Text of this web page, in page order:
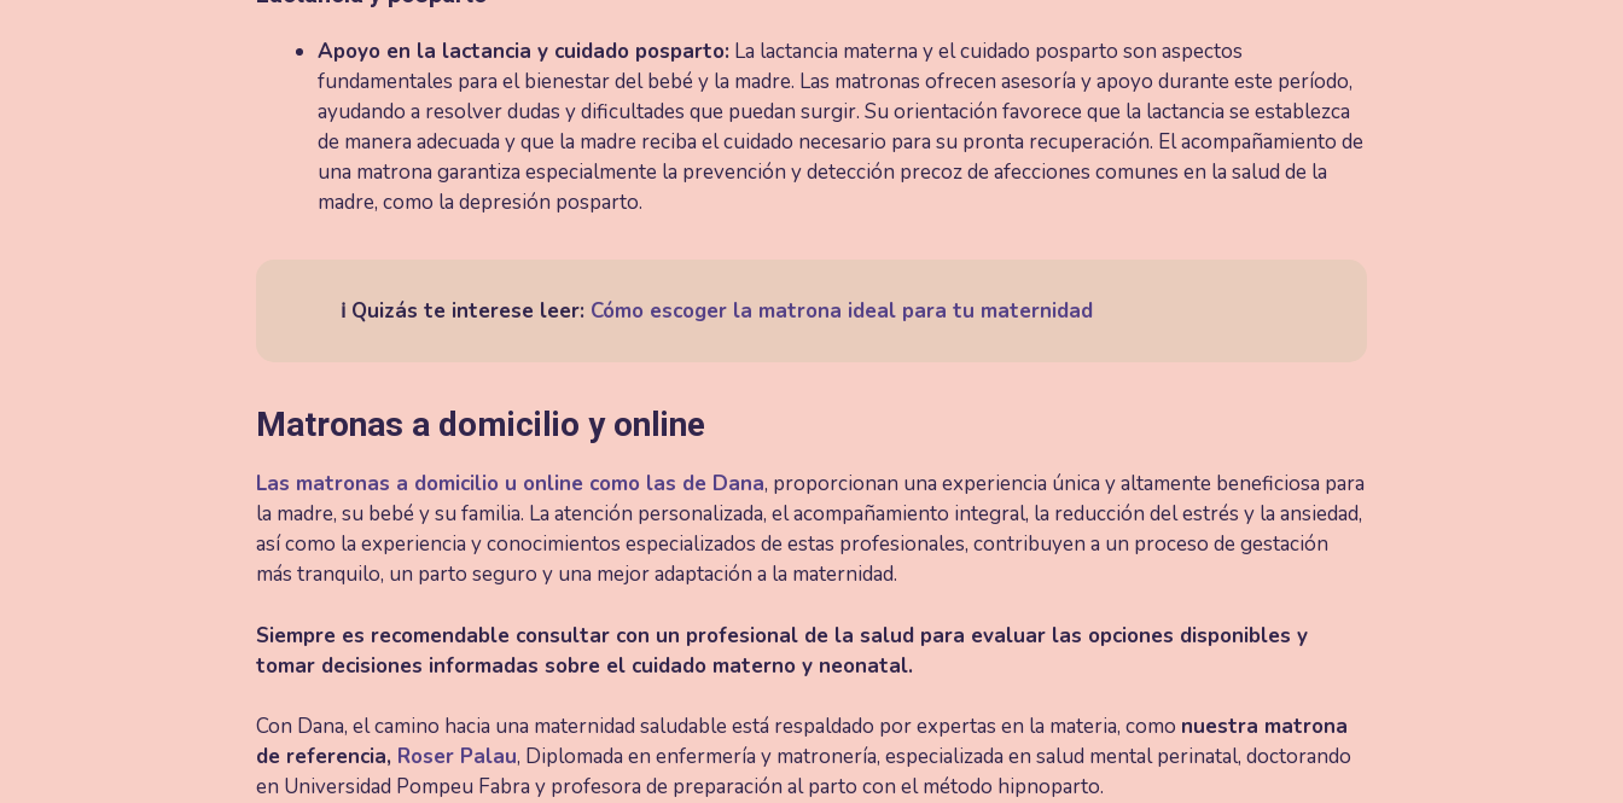
Apoyo en la lactancia y cuidado posparto: La lactancia materna y el cuidado posparto son aspectos
fundamentales para el bienestar del bebé y la madre. Las matronas ofrecen asesoría y apoyo durante este período,
ayudando a resolver dudas y dificultades que puedan surgir. Su orientación favorece que la lactancia se establezca
de manera adecuada y que la madre reciba el cuidado necesario para su pronta recuperación. El acompañamiento de
una matrona garantiza especialmente la prevención y detección precoz de afecciones comunes en la salud de la
madre, como la depresión posparto.
ℹ️ Quizás te interese leer: Cómo escoger la matrona ideal para tu maternidad
Matronas a domicilio y online
Las matronas a domicilio u online como las de Dana, proporcionan una experiencia única y altamente beneficiosa para
la madre, su bebé y su familia. La atención personalizada, el acompañamiento integral, la reducción del estrés y la ansiedad,
así como la experiencia y conocimientos especializados de estas profesionales, contribuyen a un proceso de gestación
más tranquilo, un parto seguro y una mejor adaptación a la maternidad.
Siempre es recomendable consultar con un profesional de la salud para evaluar las opciones disponibles y
tomar decisiones informadas sobre el cuidado materno y neonatal.
Con Dana, el camino hacia una maternidad saludable está respaldado por expertas en la materia, como nuestra matrona
de referencia, Roser Palau, Diplomada en enfermería y matronería, especializada en salud mental perinatal, doctorando
en Universidad Pompeu Fabra y profesora de preparación al parto con el método hipnoparto.